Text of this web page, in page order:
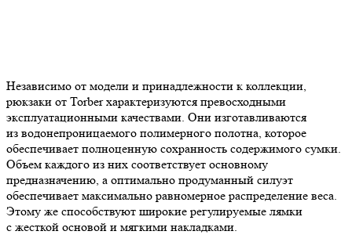
Независимо от модели и принадлежности к коллекции,
рюкзаки от Torber характеризуются превосходными
эксплуатационными качествами. Они изготавливаются
из водонепроницаемого полимерного полотна, которое
обеспечивает полноценную сохранность содержимого сумки.
Объем каждого из них соответствует основному
предназначению, а оптимально продуманный силуэт
обеспечивает максимально равномерное распределение веса.
Этому же способствуют широкие регулируемые лямки
с жесткой основой и мягкими накладками.